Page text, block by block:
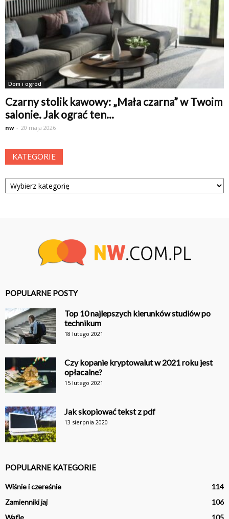
Dom i ogród
Czarny stolik kawowy: „Mała czarna” w Twoim
salonie. Jak ograć ten...
nw - 20 maja 2026
KATEGORIE
Kategorie
POPULARNE POSTY
Top 10 najlepszych kierunków studiów po
technikum
18 lutego 2021
Czy kopanie kryptowalut w 2021 roku jest
opłacalne?
15 lutego 2021
Jak skopiować tekst z pdf
13 sierpnia 2020
POPULARNE KATEGORIE
Wiśnie i czereśnie
114
Zamienniki jaj
106
Wafle
105